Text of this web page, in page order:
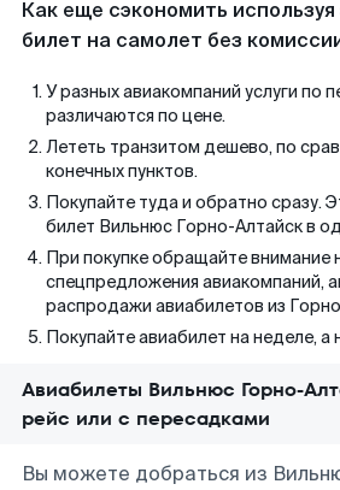
Как еще сэкономить
билет на самолет без
У разных авиакомпаний услуги по
различаются по цене.
Лететь транзитом дешево, по
конечных пунктов.
Покупайте туда и обратно сразу.
билет Вильнюс Горно-Алтайск в
При покупке обращайте внимание
спецпредложения авиакомпаний,
распродажи авиабилетов из
Покупайте авиабилет на неделе, а
Авиабилеты Вильнюс Горно-
рейс или с пересадками
Вы можете добраться из